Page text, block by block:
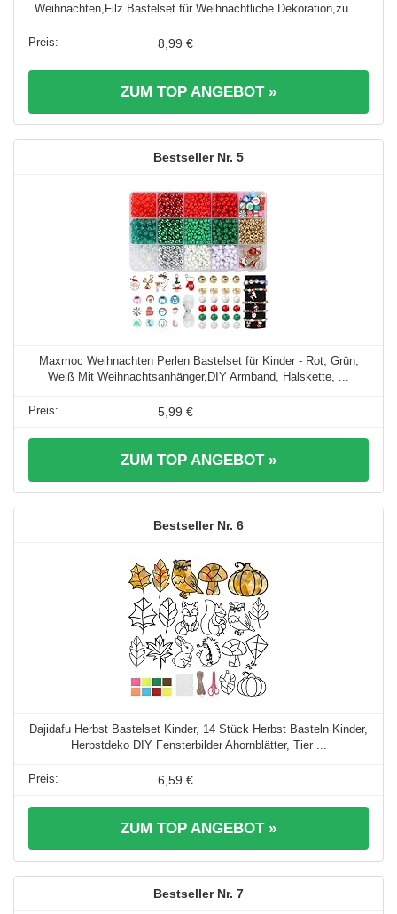
Weihnachten,Filz Bastelset für Weihnachtliche Dekoration,zu ...
8,99 €
ZUM TOP ANGEBOT »
5
Maxmoc Weihnachten Perlen Bastelset für Kinder - Rot, Grün,
Weiß Mit Weihnachtsanhänger,DIY Armband, Halskette, ...
5,99 €
ZUM TOP ANGEBOT »
6
Dajidafu Herbst Bastelset Kinder, 14 Stück Herbst Basteln Kinder,
Herbstdeko DIY Fensterbilder Ahornblätter, Tier ...
6,59 €
ZUM TOP ANGEBOT »
7